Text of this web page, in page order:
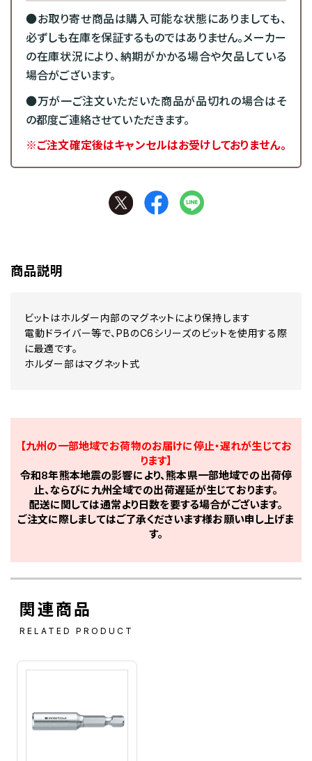
●お取り寄せ商品は購入可能な状態にありましても、
必ずしも在庫を保証するものではありません。メーカー
の在庫状況により、納期がかかる場合や欠品している
場合がございます。
●万が一ご注文いただいた商品が品切れの場合はそ
の都度ご連絡させていただきます。
※ご注文確定後はキャンセルはお受けしておりません。
商品説明
ビットはホルダー内部のマグネットにより保持します
電動ドライバー等で、PBのC6シリーズのビットを使用する際
に最適です。
ホルダー部はマグネット式
【九州の一部地域でお荷物のお届けに停止・遅れが生じてお
ります】
令和8年熊本地震の影響により、熊本県一部地域での出荷停
止、ならびに九州全域での出荷遅延が生じております。
配送に関しては通常より日数を要する場合がございます。
ご注文に際しましてはご了承くださいます様お願い申し上げま
す。
関連商品
RELATED PRODUCT